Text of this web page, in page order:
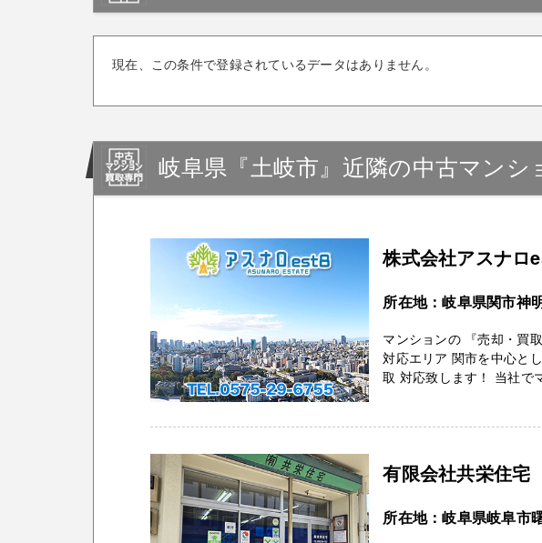
現在、この条件で登録されているデータはありません。
岐阜県『土岐市』近隣の中古マンシ
株式会社アスナロ
所在地：岐阜県関市
マンションの 『売却・買
対応エリア 関市を中心
取 対応致します！ 当社で
有限会社共栄住宅
所在地：岐阜県岐阜市